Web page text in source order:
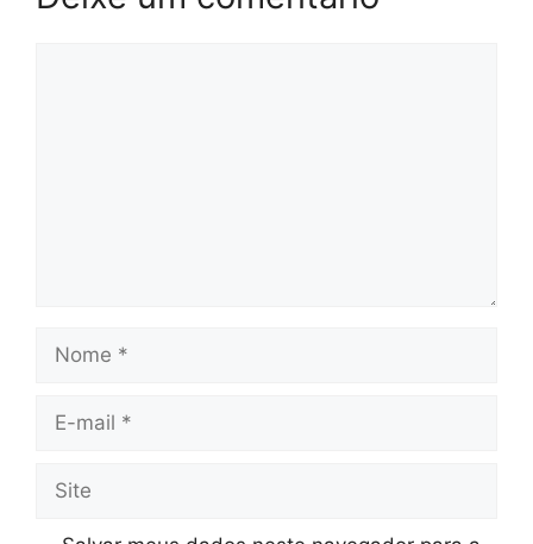
Nome
Site